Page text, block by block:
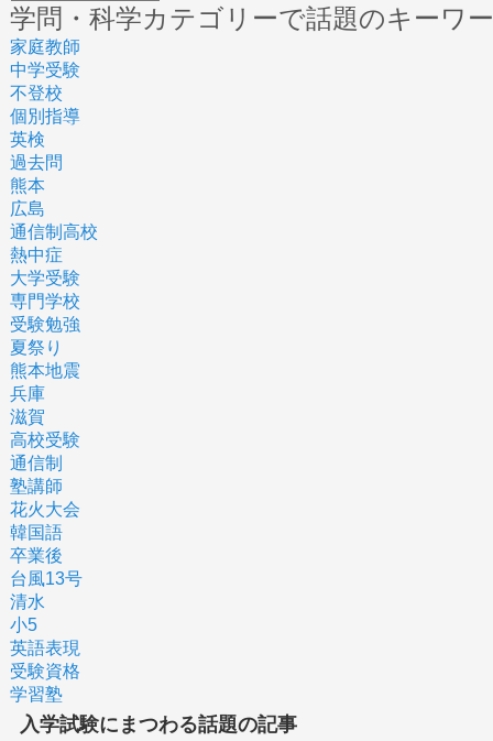
学問・科学カテゴリーで話題のキーワ
家庭教師
中学受験
不登校
個別指導
英検
過去問
熊本
広島
通信制高校
熱中症
大学受験
専門学校
受験勉強
夏祭り
熊本地震
兵庫
滋賀
高校受験
通信制
塾講師
花火大会
韓国語
卒業後
台風13号
清水
小5
英語表現
受験資格
学習塾
入学試験にまつわる話題の記事